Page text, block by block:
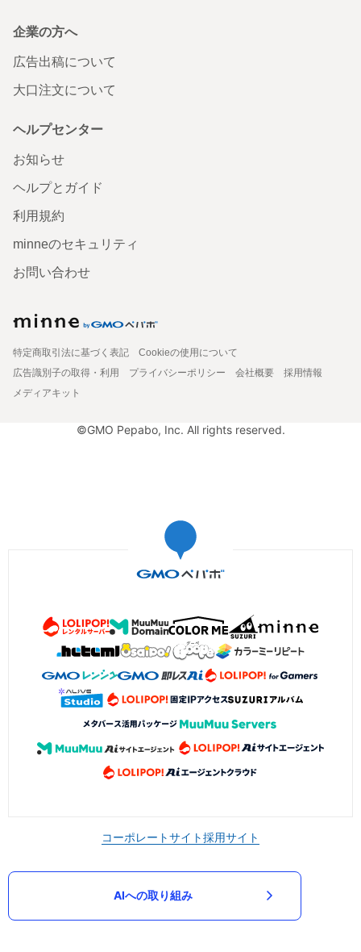
企業の方へ
広告出稿について
大口注文について
ヘルプセンター
お知らせ
ヘルプとガイド
利用規約
minneのセキュリティ
お問い合わせ
特定商取引法に基づく表記
Cookieの使用について
広告識別子の取得・利用
プライバシーポリシー 会社概要
採用情報
メディアキット
©GMO Pepabo, Inc. All rights reserved.
コーポレートサイト採用サイト
AIへの取り組み